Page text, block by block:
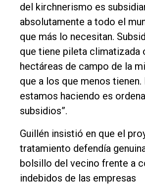
del kirchnerismo es
absolutamente a todo el
que más lo necesitan.
que tiene pileta climatizada
hectáreas de campo de la
que a los que menos tienen.
estamos haciendo es
subsidios”.
Guillén insistió en que el
tratamiento defendía
bolsillo del vecino frente a
indebidos de las empresas